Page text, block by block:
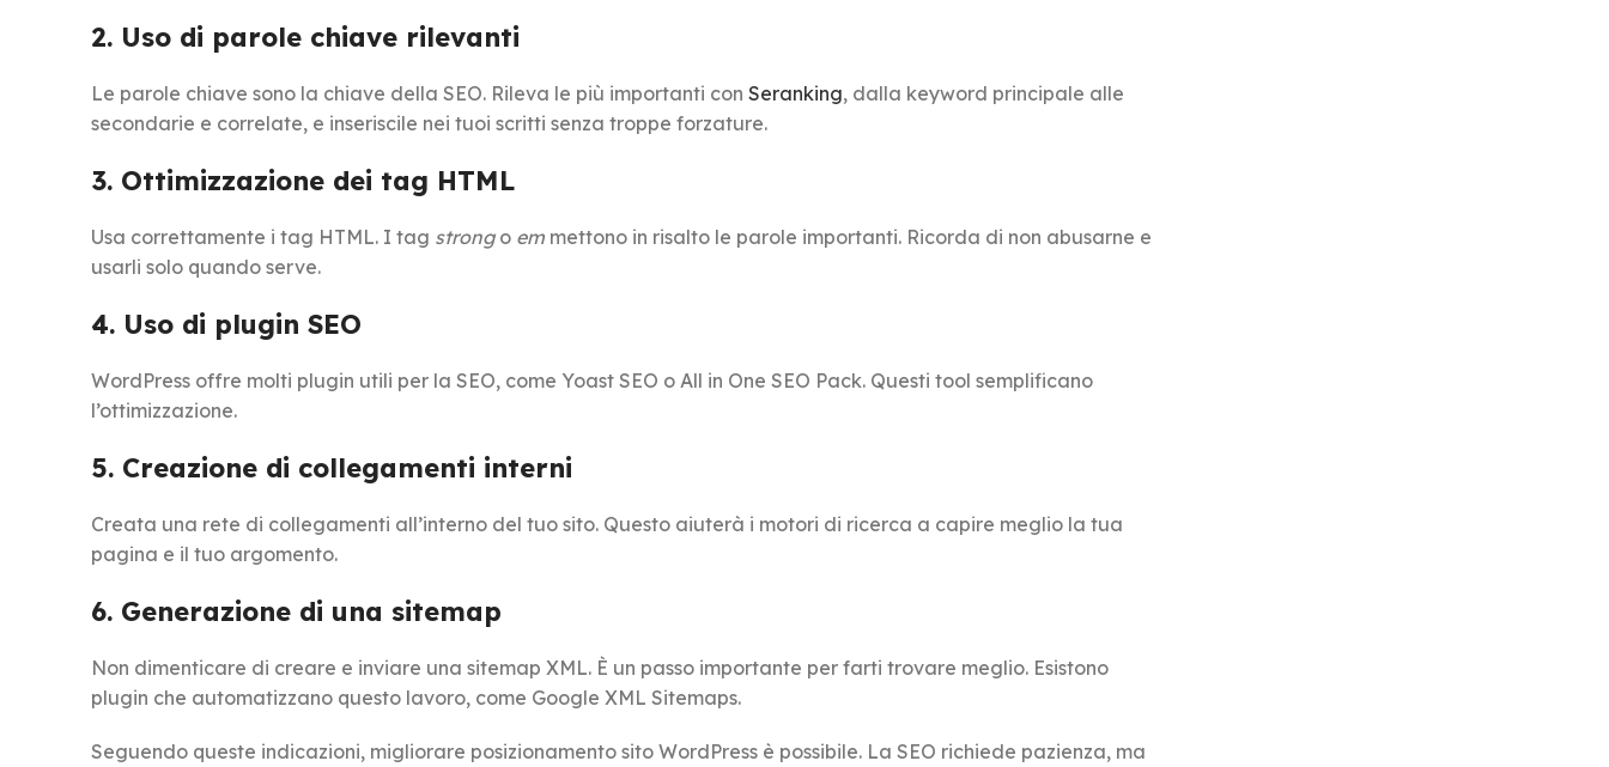
2. Uso di parole chiave rilevanti
Le parole chiave sono la chiave della SEO. Rileva le più importanti con Seranking, dalla keyword principale alle
secondarie e correlate, e inseriscile nei tuoi scritti senza troppe forzature.
3. Ottimizzazione dei tag HTML
Usa correttamente i tag HTML. I tag strongo em mettono in risalto le parole importanti. Ricorda di non abusarne e
usarli solo quando serve.
4. Uso di plugin SEO
WordPress offre molti plugin utili per la SEO, come Yoast SEO o All in One SEO Pack. Questi tool semplificano
l’ottimizzazione.
5. Creazione di collegamenti interni
Creata una rete di collegamenti all’interno del tuo sito. Questo aiuterà i motori di ricerca a capire meglio la tua
pagina e il tuo argomento.
6. Generazione di una sitemap
Non dimenticare di creare e inviare una sitemap XML. È un passo importante per farti trovare meglio. Esistono
plugin che automatizzano questo lavoro, come Google XML Sitemaps.
Seguendo queste indicazioni, migliorare posizionamento sito WordPress è possibile. La SEO richiede pazienza, ma